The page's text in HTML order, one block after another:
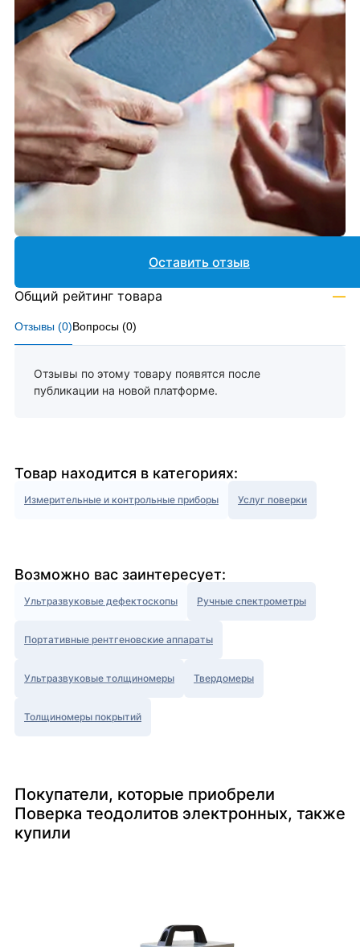
Отзывы (0)Вопросы (0)
Отзывы по этому товару появятся после
публикации на новой платформе.
Оставить отзыв
Общий рейтинг товара —
Товар находится в категориях:
Измерительные и контрольные приборы Услуг поверки
Возможно вас заинтересует:
Ультразвуковые дефектоскопы Ручные спектрометры
Портативные рентгеновские аппараты
Ультразвуковые толщиномеры Твердомеры
Толщиномеры покрытий
Покупатели, которые приобрели
Поверка теодолитов электронных, также
купили